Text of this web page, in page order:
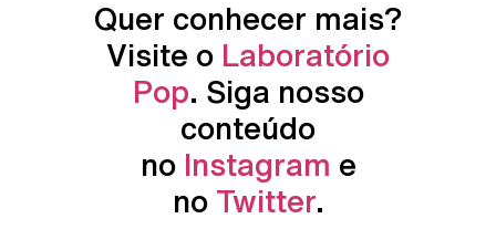
Quer conhecer mais?
Visite o Laboratório
Pop. Siga nosso
conteúdo
no Instagram e
no Twitter.